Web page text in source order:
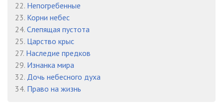
010607
010701
010702
010703
010704
22. Непогребенные
23. Корни небес
24. Слепящая пустота
25. Царство крыс
27. Наследие предков
29. Изнанка мира
32. Дочь небесного духа
34. Право на жизнь